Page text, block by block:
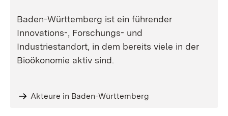
Baden-Württemberg ist ein führender
Innovations-, Forschungs- und
Industriestandort, in dem bereits viele in der
Bioökonomie aktiv sind.
Akteure in Baden-Württemberg